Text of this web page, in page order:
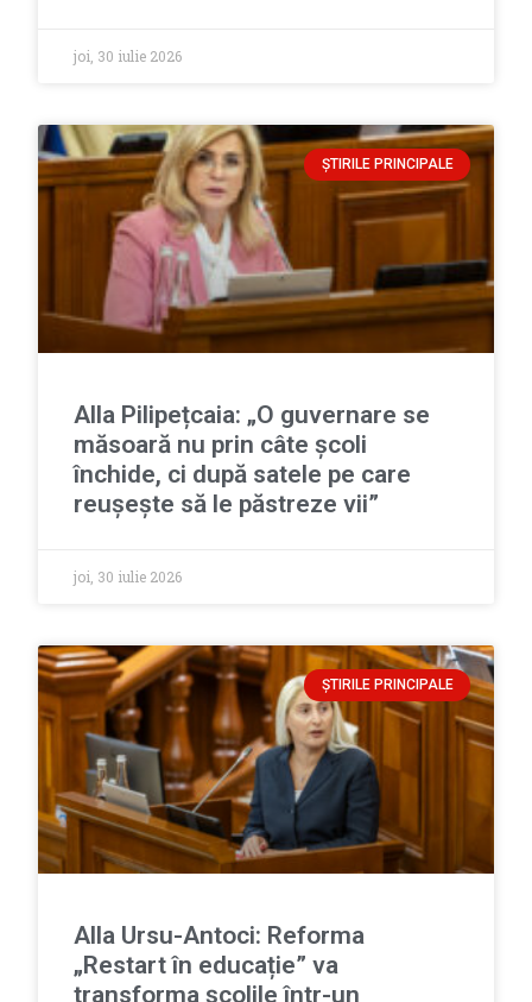
joi, 30 iulie 2026
ȘTIRILE PRINCIPALE
Alla Pilipețcaia: „O guvernare se
măsoară nu prin câte școli
închide, ci după satele pe care
reușește să le păstreze vii”
joi, 30 iulie 2026
ȘTIRILE PRINCIPALE
Alla Ursu-Antoci: Reforma
„Restart în educație” va
transforma școlile într-un